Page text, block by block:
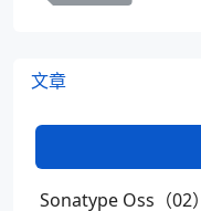
文章
Sonatype Oss（02